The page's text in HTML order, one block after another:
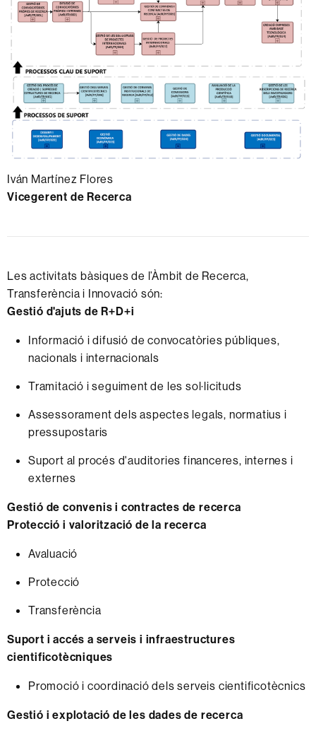
Iván Martínez Flores
Vicegerent de Recerca
Les activitats bàsiques de l’Àmbit de Recerca,
Transferència i Innovació són:
Gestió d'ajuts de R+D+i
Informació i difusió de convocatòries públiques,
nacionals i internacionals
Tramitació i seguiment de les sol·licituds
Assessorament dels aspectes legals, normatius i
pressupostaris
Suport al procés d'auditories financeres, internes i
externes
Gestió de convenis i contractes de recerca
Protecció i valorització de la recerca
Avaluació
Protecció
Transferència
Suport i accés a serveis i infraestructures
cientificotècniques
Promoció i coordinació dels serveis cientificotècnics
Gestió i explotació de les dades de recerca